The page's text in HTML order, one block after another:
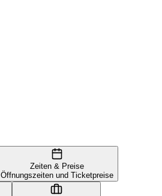
Zeiten & Preise
Öffnungszeiten und Ticketpreise